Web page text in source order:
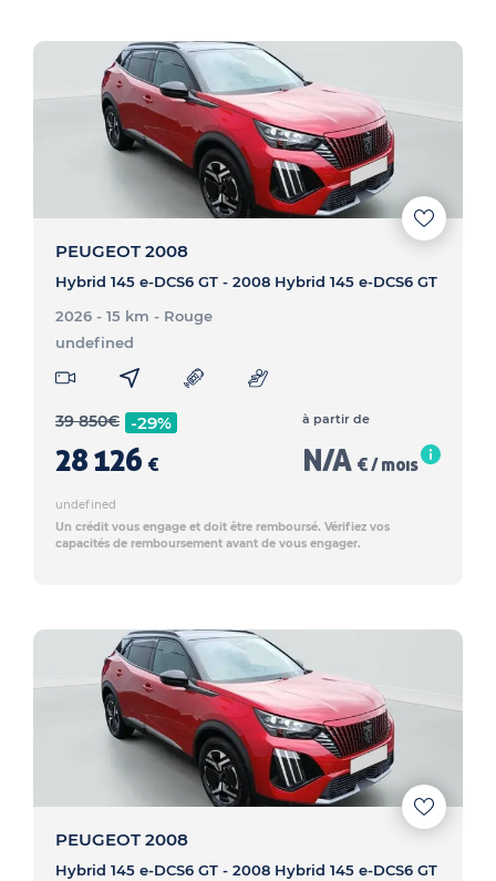
PEUGEOT 2008
Hybrid 145 e-DCS6 GT - 2008 Hybrid 145 e-DCS6 GT
2026 - 15 km - Rouge
undefined
39 850€ -29%
28 126 €
à partir de
N/A € / mois
undefined
Un crédit vous engage et doit être remboursé. Vérifiez vos
capacités de remboursement avant de vous engager.
PEUGEOT 2008
Hybrid 145 e-DCS6 GT - 2008 Hybrid 145 e-DCS6 GT